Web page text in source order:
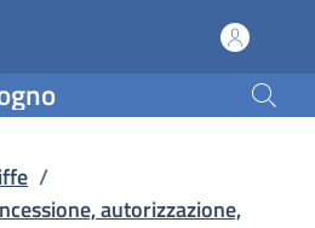
di
in un'altra scheda).
/
autorizzazione,